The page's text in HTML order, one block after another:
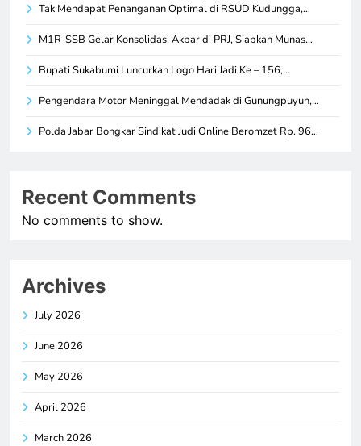
Tak Mendapat Penanganan Optimal di RSUD Kudungga,…
M1R-SSB Gelar Konsolidasi Akbar di PRJ, Siapkan Munas…
Bupati Sukabumi Luncurkan Logo Hari Jadi Ke – 156,…
Pengendara Motor Meninggal Mendadak di Gunungpuyuh,…
Polda Jabar Bongkar Sindikat Judi Online Beromzet Rp. 96…
Recent Comments
No comments to show.
Archives
July 2026
June 2026
May 2026
April 2026
March 2026